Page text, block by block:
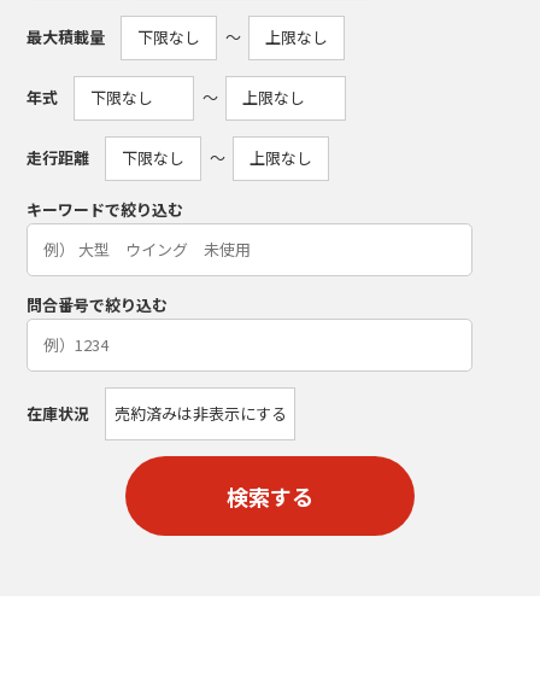
最大積載量 〜
年式 〜
走行距離 〜
キーワードで絞り込む
問合番号で絞り込む
在庫状況 売約済みは非表示にする
検索する